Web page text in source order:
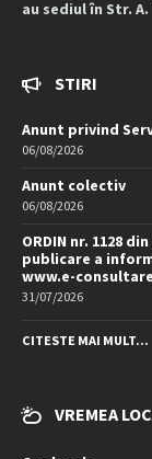
au sediul în Str. A.
STIRI
Anunt privind
06/08/2026
Anunt colectiv
06/08/2026
ORDIN nr. 1128
publicare a
www.e-
31/07/2026
CITESTE MAI MULT...
VREMEA